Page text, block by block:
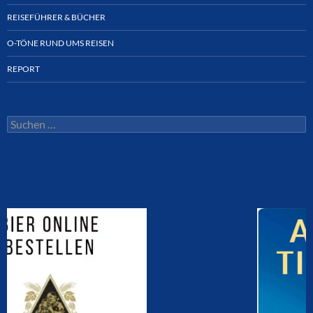
REISEFÜHRER & BÜCHER
O-TÖNE RUND UMS REISEN
REPORT
Suchen
nach: